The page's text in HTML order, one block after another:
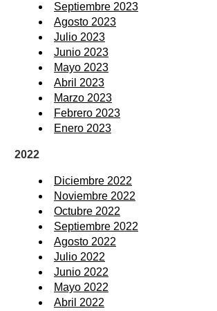
Septiembre 2023
Agosto 2023
Julio 2023
Junio 2023
Mayo 2023
Abril 2023
Marzo 2023
Febrero 2023
Enero 2023
2022
Diciembre 2022
Noviembre 2022
Octubre 2022
Septiembre 2022
Agosto 2022
Julio 2022
Junio 2022
Mayo 2022
Abril 2022